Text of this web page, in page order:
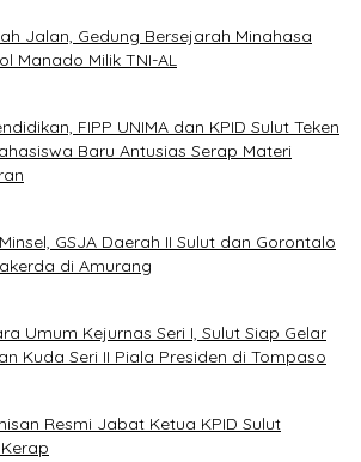
Jalan, Gedung Bersejarah Minahasa
Manado Milik TNI-AL
FIPP UNIMA dan KPID Sulut Teken
Baru Antusias Serap Materi
GSJA Daerah II Sulut dan Gorontalo
di Amurang
Umum Kejurnas Seri I, Sulut Siap Gelar
Kuda Seri II Piala Presiden di Tompaso
Resmi Jabat Ketua KPID Sulut